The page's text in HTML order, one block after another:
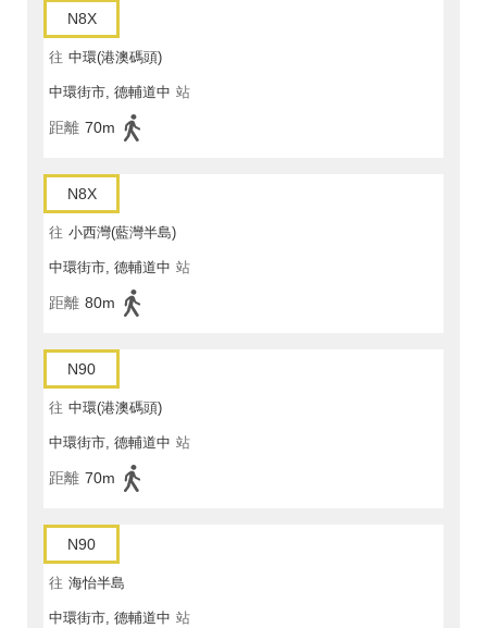
N8X
往 中環(港澳碼頭)
中環街市, 德輔道中 站
距離 70m
N8X
往 小西灣(藍灣半島)
中環街市, 德輔道中 站
距離 80m
N90
往 中環(港澳碼頭)
中環街市, 德輔道中 站
距離 70m
N90
往 海怡半島
中環街市, 德輔道中 站